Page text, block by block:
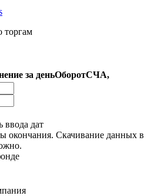
торгам
за деньОборотСЧА,
ввода дат
окончания. Скачивание данных в